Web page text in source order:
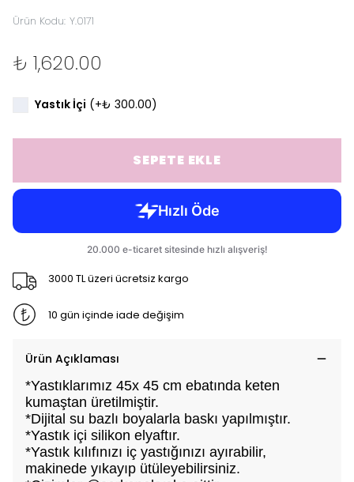
Ürün Kodu: Y.0171
₺ 1,620.00
Yastık İçi (+₺ 300.00)
SEPETE EKLE
3000 TL üzeri ücretsiz kargo
10 gün içinde iade değişim
Ürün Açıklaması
*Yastıklarımız 45x 45 cm ebatında keten
kumaştan üretilmiştir.
*Dijital su bazlı boyalarla baskı yapılmıştır.
*Yastık içi silikon elyaftır.
*Yastık kılıfınızı iç yastığınızı ayırabilir,
makinede yıkayıp ütüleyebilirsiniz.